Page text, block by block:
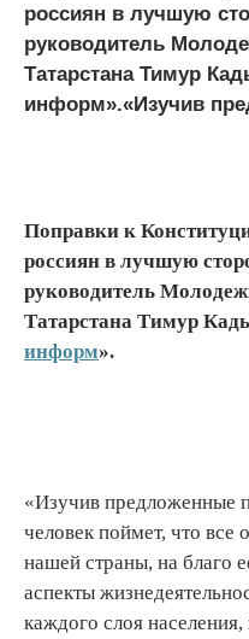
россиян в лучшую
руководитель
Татарстана Тимур
информ».«Изучив
Поправки к
россиян в лучшую
руководитель
Татарстана Тимур
информ».
«Изучив предложенные
человек поймет, что все
нашей страны, на благо
аспекты
каждого слоя